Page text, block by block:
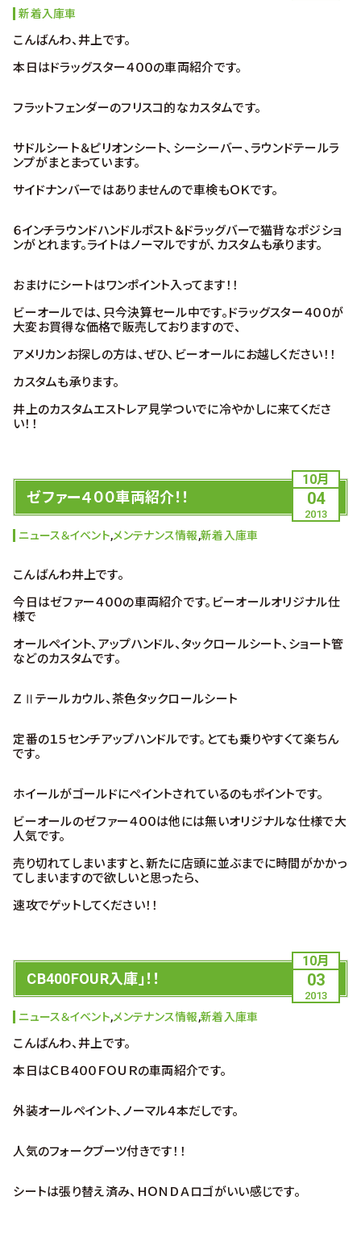
新着入庫車
こんばんわ、井上です。
本日はドラッグスター４００の車両紹介です。
フラットフェンダーのフリスコ的なカスタムです。
サドルシート＆ピリオンシート、シーシーバー、ラウンドテールラ
ンプがまとまっています。
サイドナンバーではありませんので車検もＯＫです。
６インチラウンドハンドルポスト＆ドラッグバーで猫背なポジショ
ンがとれます。ライトはノーマルですが、カスタムも承ります。
おまけにシートはワンポイント入ってます！！
ビーオールでは、只今決算セール中です。ドラッグスター４００が
大変お買得な価格で販売しておりますので、
アメリカンお探しの方は、ぜひ、ビーオールにお越しください！！
カスタムも承ります。
井上のカスタムエストレア見学ついでに冷やかしに来てくださ
い！！
10月
04
2013
ゼファー４００車両紹介！！
ニュース＆イベント,メンテナンス情報,新着入庫車
こんばんわ井上です。
今日はゼファー４００の車両紹介です。ビーオールオリジナル仕
様で
オールペイント、アップハンドル、タックロールシート、ショート管
などのカスタムです。
ＺⅡテールカウル、茶色タックロールシート
定番の１５センチアップハンドルです。とても乗りやすくて楽ちん
です。
ホイールがゴールドにペイントされているのもポイントです。
ビーオールのゼファー４００は他には無いオリジナルな仕様で大
人気です。
売り切れてしまいますと、新たに店頭に並ぶまでに時間がかかっ
てしまいますので欲しいと思ったら、
速攻でゲットしてください！！
10月
03
2013
CB400FOUR入庫」！！
ニュース＆イベント,メンテナンス情報,新着入庫車
こんばんわ、井上です。
本日はＣＢ４００ＦＯＵＲの車両紹介です。
外装オールペイント、ノーマル４本だしです。
人気のフォークブーツ付きです！！
シートは張り替え済み、ＨＯＮＤＡロゴがいい感じです。